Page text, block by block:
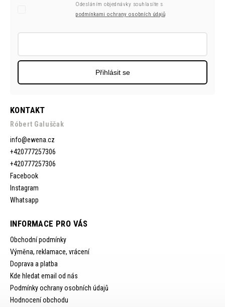
KONTAKT
Róbert Galuščak
info@ewena.cz
+420777257306
+420777257306
Facebook
Instagram
Whatsapp
INFORMACE PRO VÁS
Obchodní podmínky
Výměna, reklamace, vrácení
Doprava a platba
Kde hledat email od nás
Podmínky ochrany osobních údajů
Hodnocení obchodu
Odesláním objednávky souhlasíte s
podmínkami ochrany osobních údajů
Přihlásit se